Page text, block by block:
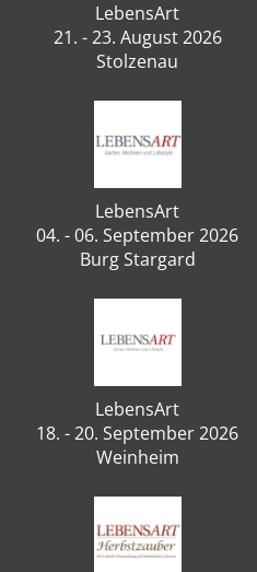
LebensArt
21. - 23. August 2026
Stolzenau
LebensArt
04. - 06. September 2026
Burg Stargard
LebensArt
18. - 20. September 2026
Weinheim